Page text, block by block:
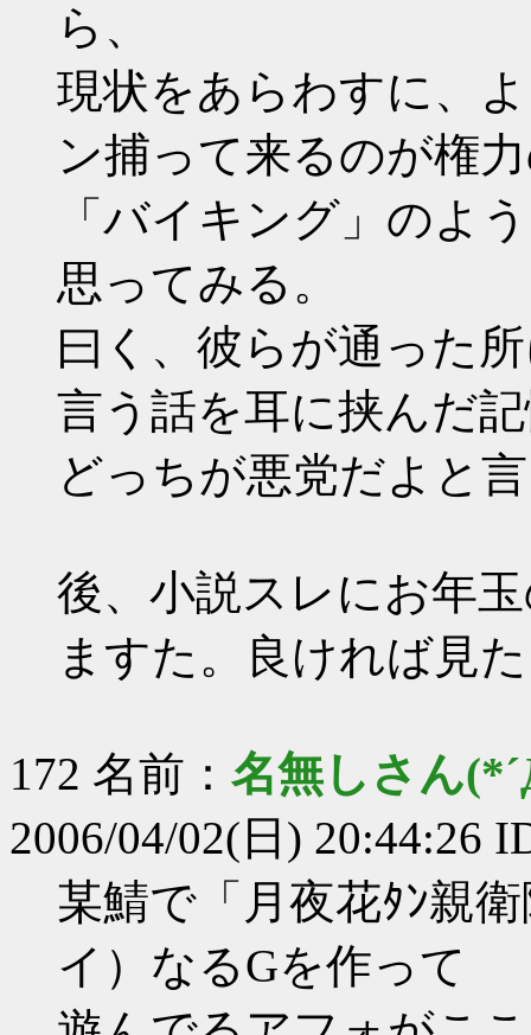
ら、
現状をあらわすに、
ン捕って来るのが権
「バイキング」のよ
思ってみる。
曰く、彼らが通った
言う話を耳に挟んだ
どっちが悪党だよと
後、小説スレにお年
ますた。良ければ見
172 名前： 名無しさん
2006/04/02(日) 20:44:26
某鯖で「月夜花ﾀﾝ親
イ）なるGを作って